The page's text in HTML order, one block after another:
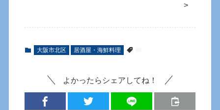
>
大阪市北区 居酒屋・海鮮料理
よかったらシェアしてね！